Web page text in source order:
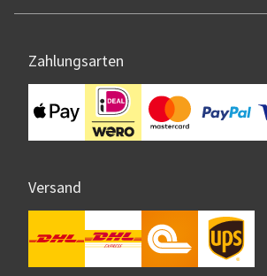
Zahlungsarten
Versand